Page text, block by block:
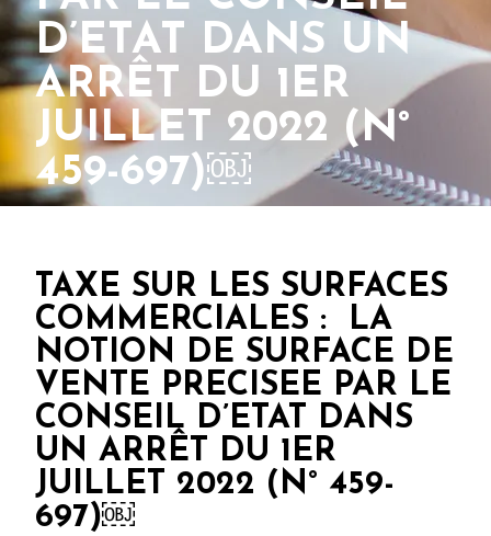
D’ETAT DANS UN
ARRÊT DU 1ER
JUILLET 2022 (N°
459-697)￼
TAXE SUR LES SURFACES
COMMERCIALES : LA
NOTION DE SURFACE DE
VENTE PRECISEE PAR LE
CONSEIL D’ETAT DANS
UN ARRÊT DU 1ER
JUILLET 2022 (N° 459-
697)￼